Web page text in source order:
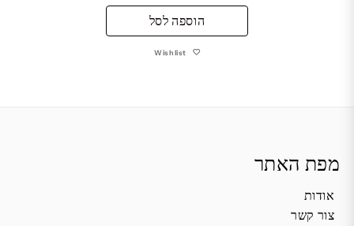
הוספה לסל
Wishlist
מפת האתר
אודות
צור קשר